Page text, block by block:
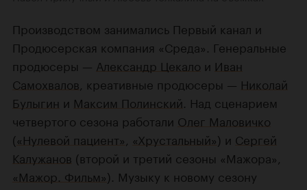
Производством занимались Первый канал и
Продюсерская компания «Среда». Генеральные
продюсеры — Александр Цекало и Иван
Самохвалов, креативные продюсеры — Николай
Булыгин и Максим Полинский. Над сценарием
четвертого сезона работали Олег Маловичко
(«Нулевой пациент», «Хрустальный») и Сергей
Калужанов (второй и третий сезоны «Мажора»,
«Мажор. Фильм»). Музыку к новому сезону